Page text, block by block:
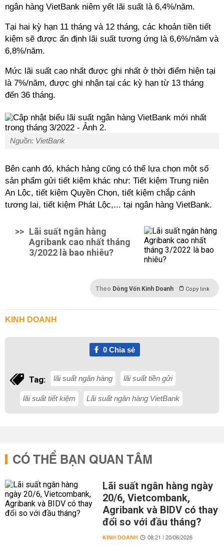
ngân hàng VietBank niêm yết lãi suất là 6,4%/năm.
Tại hai kỳ hạn 11 tháng và 12 tháng, các khoản tiền tiết
kiệm sẽ được ấn định lãi suất tương ứng là 6,6%/năm và
6,8%/năm.
Mức lãi suất cao nhất được ghi nhất ở thời điểm hiện tại
là 7%/năm, được ghi nhận tại các kỳ hạn từ 13 tháng
đến 36 tháng.
Nguồn: VietBank
Bên cạnh đó, khách hàng cũng có thể lựa chọn một số
sản phẩm gửi tiết kiệm khác như: Tiết kiệm Trung niên
An Lộc, tiết kiệm Quyền Chọn, tiết kiệm chắp cánh
tương lai, tiết kiệm Phát Lộc,... tại ngân hàng VietBank.
>> Lãi suất ngân hàng
Agribank cao nhất tháng
3/2022 là bao nhiêu?
Theo Dòng Vốn Kinh Doanh Copy link
KINH DOANH
0Chia sẻ
Tag: lãi suất ngân hàng lãi suất tiền gửi
lãi suất tiết kiệm Lãi suất ngân hàng VietBank
CÓ THỂ BẠN QUAN TÂM
Lãi suất ngân hàng ngày
20/6, Vietcombank,
Agribank và BIDV có thay
đổi so với đầu tháng?
KINH DOANH 08:21 | 20/06/2026